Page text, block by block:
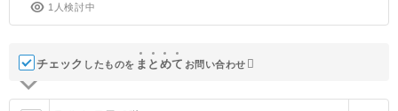
1人検討中
チェック したものを ま と めて お問い合わせ